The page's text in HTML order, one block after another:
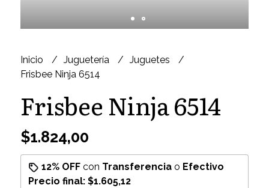
Inicio Juguetería
Juguetes
Frisbee Ninja 6514
Frisbee Ninja 6514
$1.824,00
12% OFFcon Transferenciao Efectivo
Precio final: $1.605,12